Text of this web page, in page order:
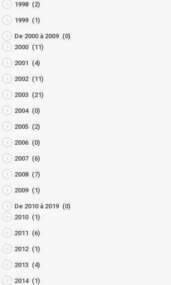
1998 (2)
1999 (1)
De 2000 à 2009 (0)
2000 (11)
2001 (4)
2002 (11)
2003 (21)
2004 (0)
2005 (2)
2006 (0)
2007 (6)
2008 (7)
2009 (1)
De 2010 à 2019 (0)
2010 (1)
2011 (6)
2012 (1)
2013 (4)
2014 (1)